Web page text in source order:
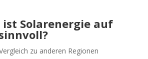
Solarenergie auf
zu anderen Regionen